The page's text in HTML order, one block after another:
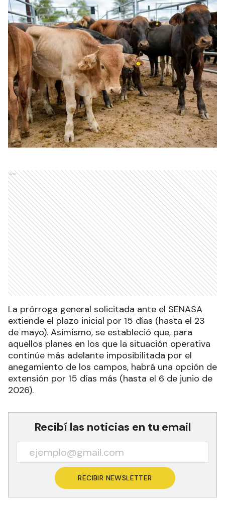
Ads
La prórroga general solicitada ante el SENASA
extiende el plazo inicial por 15 días (hasta el 23
de mayo). Asimismo, se estableció que, para
aquellos planes en los que la situación operativa
continúe más adelante imposibilitada por el
anegamiento de los campos, habrá una opción de
extensión por 15 días más (hasta el 6 de junio de
2026).
Recibí las noticias en tu email
RECIBIR NEWSLETTER